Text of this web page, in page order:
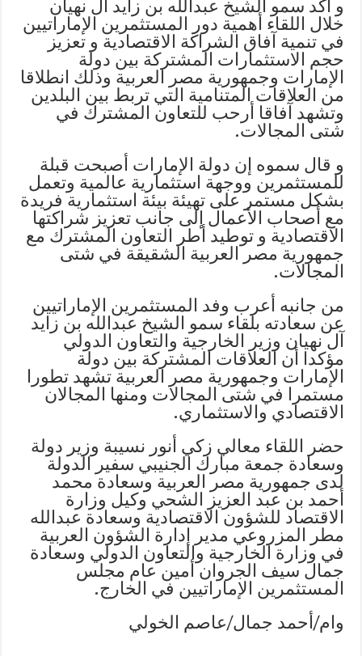
و أكد سمو الشيخ عبدالله بن زايد آل نهيان
خلال اللقاء أهمية دور المستثمرين الإماراتيين
في تنمية آفاق الشراكة الاقتصادية و تعزيز
حجم الاستثمارات المشتركة بين دولة
الإمارات وجمهورية مصر العربية وذلك انطلاقا
من العلاقات المتنامية التي تربط بين البلدين
وتشهد آفاقا أرحب للتعاون المشترك في
شتى المجالات.
و قال سموه إن دولة الإمارات أصبحت قبلة
للمستثمرين ووجهة استثمارية عالمية وتعمل
بشكل مستمر على تهيئة بيئة استثمارية فريدة
مع أصحاب الأعمال إلى جانب تعزيز شراكتها
الاقتصادية و توطيد أطر التعاون المشترك مع
جمهورية مصر العربية الشقيقة في شتى
المجالات.
من جانبه أعرب وفد المستثمرين الإماراتيين
عن سعادته بلقاء سمو الشيخ عبدالله بن زايد
آل نهيان وزير الخارجية والتعاون الدولي
مؤكدا أن العلاقات المشتركة بين دولة
الإمارات وجمهورية مصر العربية تشهد تطورا
مستمرا في شتى المجالات ومنها المجالان
الاقتصادي والاستثماري.
حضر اللقاء معالي زكي أنور نسيبة وزير دولة
وسعادة جمعة مبارك الجنيبي سفير الدولة
لدى جمهورية مصر العربية وسعادة محمد
أحمد بن عبد العزيز الشحي وكيل وزارة
الاقتصاد للشؤون الاقتصادية وسعادة عبدالله
مطر المزروعي مدير إدارة الشؤون العربية
في وزارة الخارجية والتعاون الدولي وسعادة
جمال سيف الجروان أمين عام مجلس
المستثمرين الإماراتيين في الخارج.
وام/أحمد جمال/عاصم الخولي